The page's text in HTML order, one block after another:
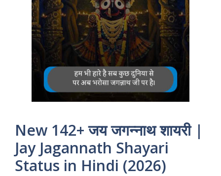
New 142+ जय जगन्नाथ शायरी |
Jay Jagannath Shayari
Status in Hindi (2026)